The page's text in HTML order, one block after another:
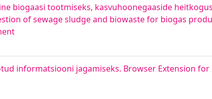
biogaasi tootmiseks, kasvuhoonegaaside
of sewage sludge and biowaste for biogas
informatsiooni jagamiseks. Browser Extension